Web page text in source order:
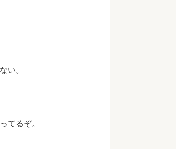
い。
てるぞ。